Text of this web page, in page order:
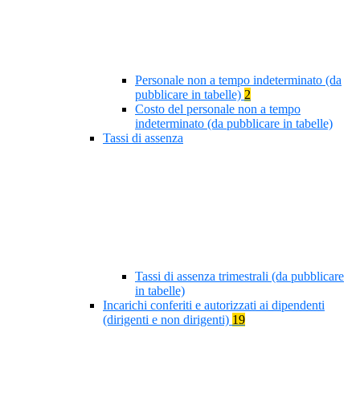
Personale non a tempo indeterminato (da
pubblicare in tabelle) 2
Costo del personale non a tempo
indeterminato (da pubblicare in tabelle)
Tassi di assenza
Tassi di assenza trimestrali (da pubblicare
in tabelle)
Incarichi conferiti e autorizzati ai dipendenti
(dirigenti e non dirigenti) 19